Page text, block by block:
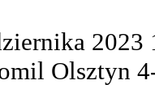
2023
Olsztyn